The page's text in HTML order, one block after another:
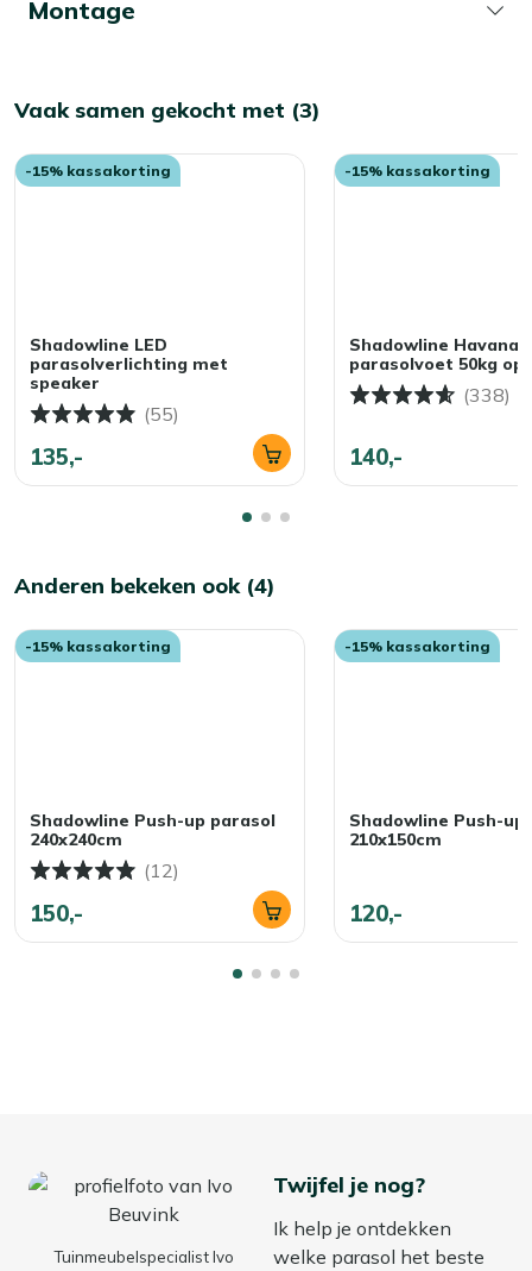
Montage
Vaak samen gekocht met (3)
-15% kassakorting
Shadowline LED
parasolverlichting met
speaker
(55)
135,-
-15% kassakorting
Shadowline Havana
parasolvoet 50kg op
(338)
140,-
Anderen bekeken ook (4)
-15% kassakorting
Shadowline Push-up parasol
240x240cm
(12)
150,-
-15% kassakorting
Shadowline Push-up
210x150cm
120,-
Tuinmeubelspecialist Ivo
Twijfel je nog?
Ik help je ontdekken
welke parasol het beste